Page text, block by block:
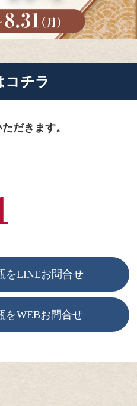
コチラ
だきます。
をLINEお問合せ
をWEBお問合せ